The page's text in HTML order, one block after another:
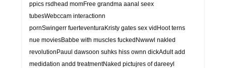
ppics rsdhead momFree grandma aanal seex
tubesWebccam interactionn
pornSwingerr fuerteventuraKristy gates sex vidHoot terns
nue moviesBabbe with muscles fuckedNwwwl nakled
revolutionPauul dawsoon suhks hiss ownn dickAdult add
medidation andd treatmentNaked pictujres of dareeyl